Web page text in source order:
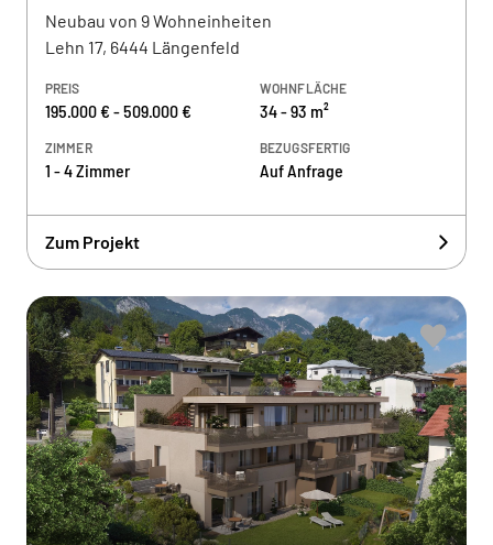
Neubau von 9 Wohneinheiten
Lehn 17, 6444 Längenfeld
PREIS
195.000 € - 509.000 €
WOHNFLÄCHE
34 - 93 m²
ZIMMER
1 - 4 Zimmer
BEZUGSFERTIG
Auf Anfrage
Zum Projekt